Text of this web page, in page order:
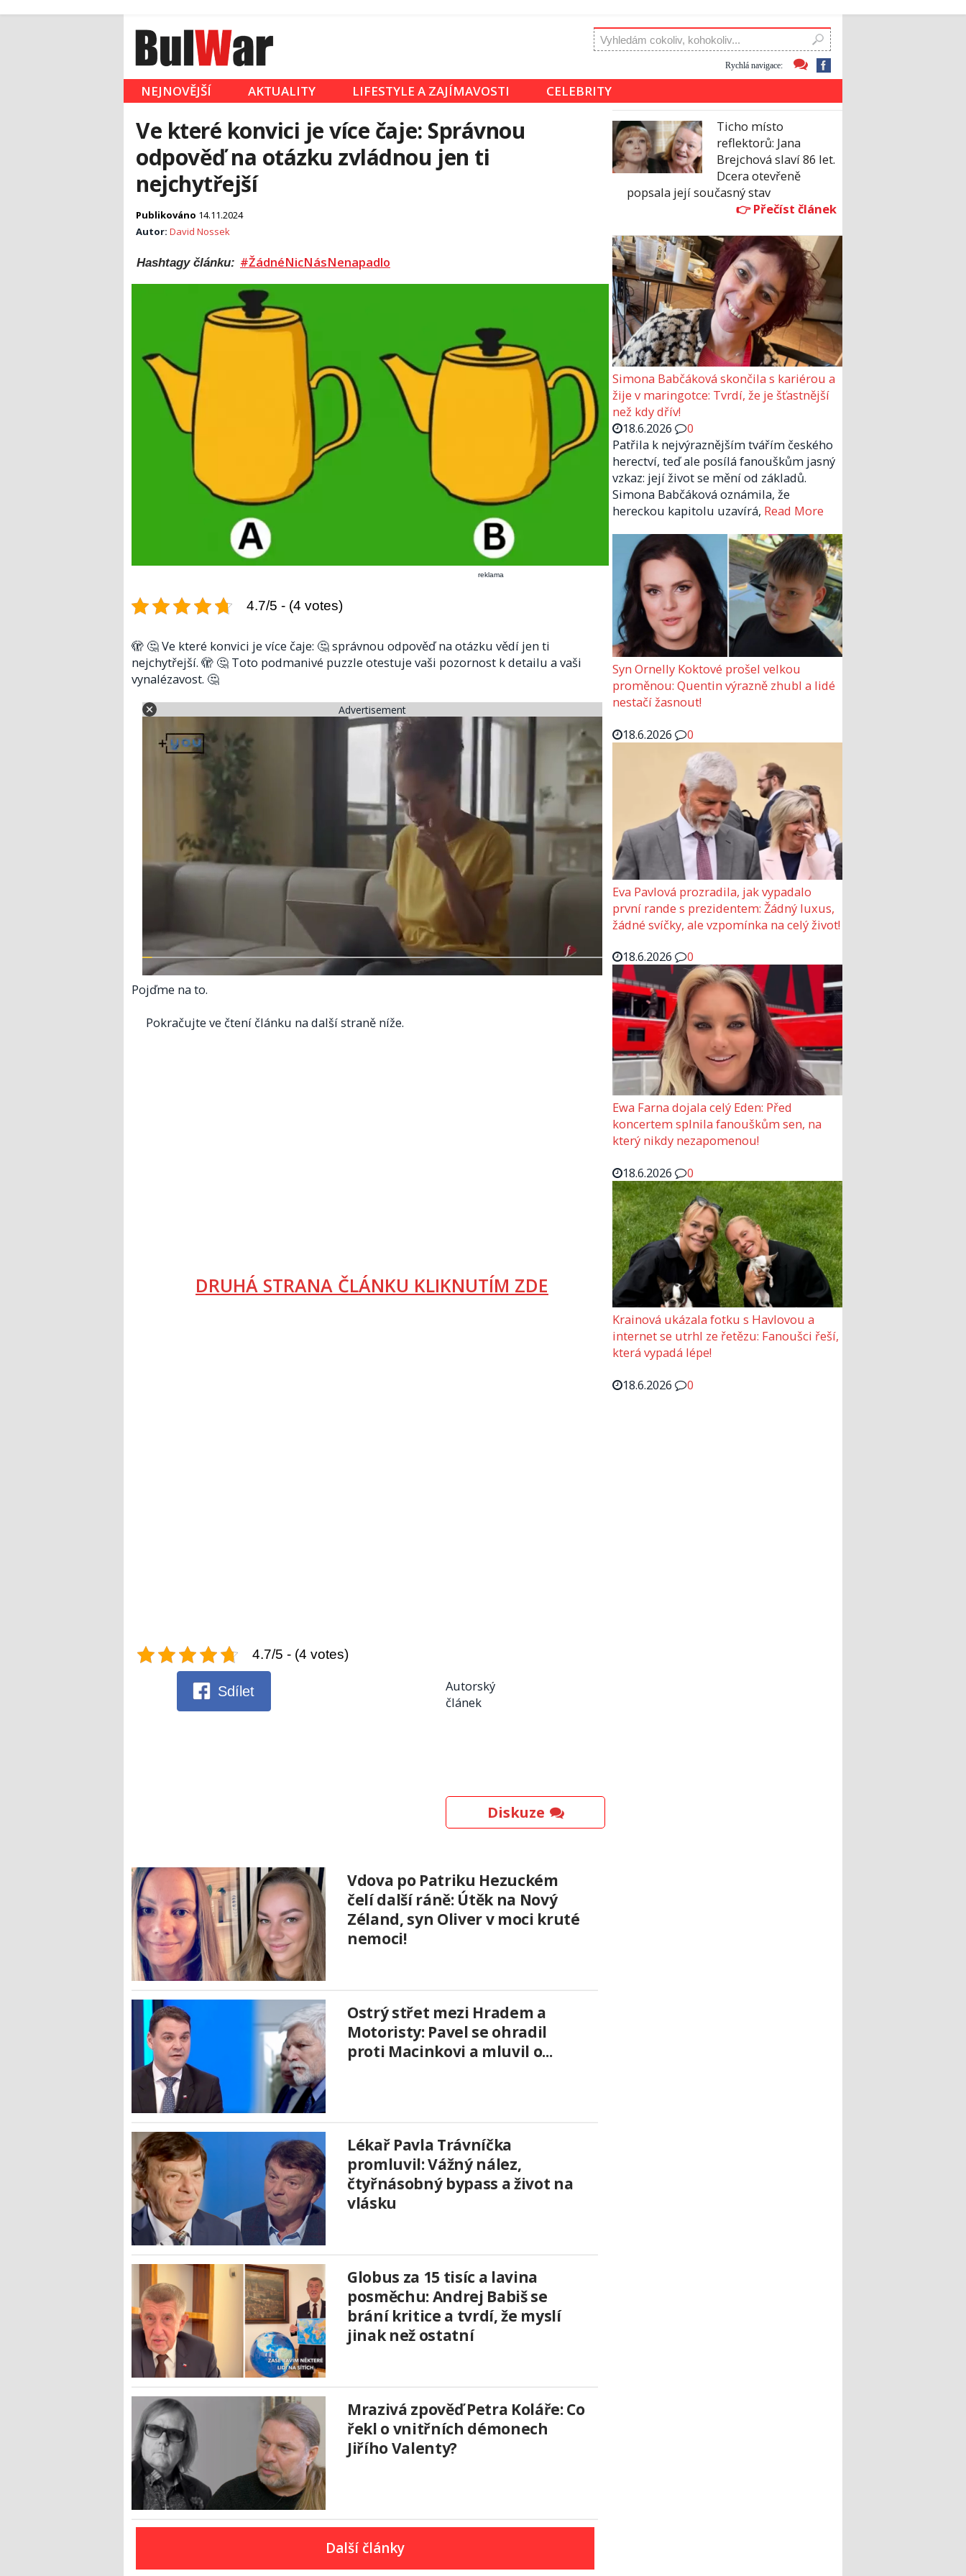
Rychlá navigace:
NEJNOVĚJŠÍ AKTUALITY LIFESTYLE A ZAJÍMAVOSTI CELEBRITY
Ve které konvici je více čaje: Správnou
odpověď na otázku zvládnou jen ti
nejchytřejší
Publikováno 14.11.2024
Autor: David Nossek
Hashtagy článku: #ŽádnéNicNásNenapadlo
reklama
4.7/5 - (4 votes)
🫣 🤔 Ve které konvici je více čaje: 🤔 správnou odpověď na otázku vědí jen ti
nejchytřejší. 🫣 🤔 Toto podmanivé puzzle otestuje vaši pozornost k detailu a vaši
vynalézavost. 🤔
Advertisement
Pojďme na to.
Pokračujte ve čtení článku na další straně níže.
DRUHÁ STRANA ČLÁNKU KLIKNUTÍM ZDE
4.7/5 - (4 votes)
Sdílet
Autorský
článek
Diskuze
Vdova po Patriku Hezuckém
čelí další ráně: Útěk na Nový
Zéland, syn Oliver v moci kruté
nemoci!
Ostrý střet mezi Hradem a
Motoristy: Pavel se ohradil
proti Macinkovi a mluvil o...
Lékař Pavla Trávníčka
promluvil: Vážný nález,
čtyřnásobný bypass a život na
vlásku
Globus za 15 tisíc a lavina
posměchu: Andrej Babiš se
brání kritice a tvrdí, že myslí
jinak než ostatní
Mrazivá zpověď Petra Koláře: Co
řekl o vnitřních démonech
Jiřího Valenty?
Další články
Ticho místo
reflektorů: Jana
Brejchová slaví 86 let.
Dcera otevřeně
popsala její současný stav
Simona Babčáková skončila s kariérou a
žije v maringotce: Tvrdí, že je šťastnější
než kdy dřív!
18.6.2026
0
Patřila k nejvýraznějším tvářím českého
herectví, teď ale posílá fanouškům jasný
vzkaz: její život se mění od základů.
Simona Babčáková oznámila, že
hereckou kapitolu uzavírá, Read More
Syn Ornelly Koktové prošel velkou
proměnou: Quentin výrazně zhubl a lidé
nestačí žasnout!
18.6.2026
0
Eva Pavlová prozradila, jak vypadalo
první rande s prezidentem: Žádný luxus,
žádné svíčky, ale vzpomínka na celý život!
18.6.2026
0
Ewa Farna dojala celý Eden: Před
koncertem splnila fanouškům sen, na
který nikdy nezapomenou!
18.6.2026
0
Krainová ukázala fotku s Havlovou a
internet se utrhl ze řetězu: Fanoušci řeší,
která vypadá lépe!
18.6.2026
0